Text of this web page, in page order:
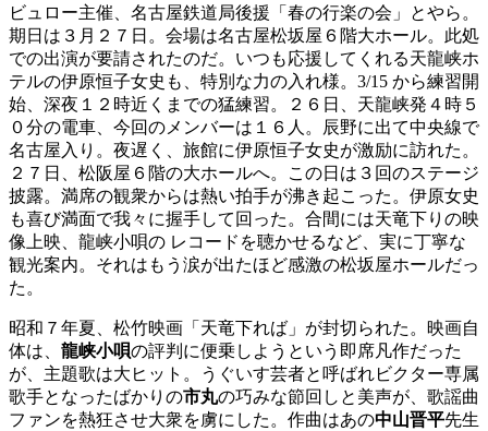
ビュロー主催、名古屋鉄道局後援「春の行楽の会」とやら。
期日は３月２７日。会場は名古屋松坂屋６階大ホール。此処
での出演が要請されたのだ。いつも応援してくれる天龍峡ホ
テルの伊原恒子女史も、特別な力の入れ様。3/15 から練習開
始、深夜１２時近くまでの猛練習。２６日、天龍峡発４時５
０分の電車、今回のメンバーは１６人。辰野に出て中央線で
名古屋入り。夜遅く、旅館に伊原恒子女史が激励に訪れた。
２７日、松阪屋６階の大ホールへ。この日は３回のステージ
披露。満席の観衆からは熱い拍手が沸き起こった。伊原女史
も喜び満面で我々に握手して回った。合間には天竜下りの映
像上映、龍峡小唄の レコードを聴かせるなど、実に丁寧な
観光案内。それはもう涙が出たほど感激の松坂屋ホールだっ
た。
昭和７年夏、松竹映画「天竜下れば」が封切られた。映画自
体は、 龍峡小唄の評判に便乗しようという即席凡作だった
が、主題歌は大ヒット。うぐいす芸者と呼ばれビクター専属
歌手となったばかりの市丸の巧みな節回しと美声が、歌謡曲
ファンを熱狂させ大衆を虜にした。作曲はあの中山晋平先生